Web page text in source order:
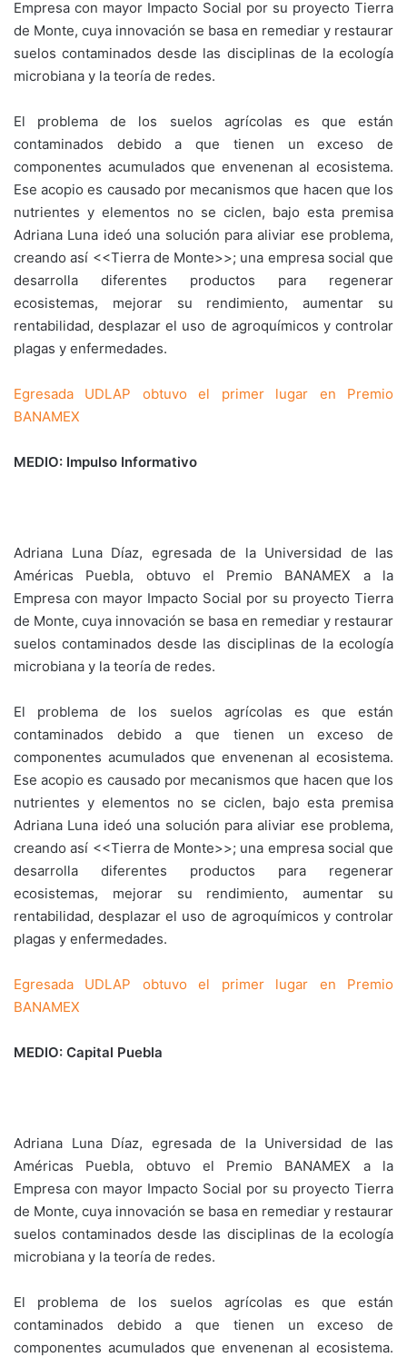
Empresa con mayor Impacto Social por su proyecto Tierra
de Monte, cuya innovación se basa en remediar y restaurar
suelos contaminados desde las disciplinas de la ecología
microbiana y la teoría de redes.
El problema de los suelos agrícolas es que están
contaminados debido a que tienen un exceso de
componentes acumulados que envenenan al ecosistema.
Ese acopio es causado por mecanismos que hacen que los
nutrientes y elementos no se ciclen, bajo esta premisa
Adriana Luna ideó una solución para aliviar ese problema,
creando así <<Tierra de Monte>>; una empresa social que
desarrolla diferentes productos para regenerar
ecosistemas, mejorar su rendimiento, aumentar su
rentabilidad, desplazar el uso de agroquímicos y controlar
plagas y enfermedades.
Egresada UDLAP obtuvo el primer lugar en Premio
BANAMEX
MEDIO: Impulso Informativo
Adriana Luna Díaz, egresada de la Universidad de las
Américas Puebla, obtuvo el Premio BANAMEX a la
Empresa con mayor Impacto Social por su proyecto Tierra
de Monte, cuya innovación se basa en remediar y restaurar
suelos contaminados desde las disciplinas de la ecología
microbiana y la teoría de redes.
El problema de los suelos agrícolas es que están
contaminados debido a que tienen un exceso de
componentes acumulados que envenenan al ecosistema.
Ese acopio es causado por mecanismos que hacen que los
nutrientes y elementos no se ciclen, bajo esta premisa
Adriana Luna ideó una solución para aliviar ese problema,
creando así <<Tierra de Monte>>; una empresa social que
desarrolla diferentes productos para regenerar
ecosistemas, mejorar su rendimiento, aumentar su
rentabilidad, desplazar el uso de agroquímicos y controlar
plagas y enfermedades.
Egresada UDLAP obtuvo el primer lugar en Premio
BANAMEX
MEDIO: Capital Puebla
Adriana Luna Díaz, egresada de la Universidad de las
Américas Puebla, obtuvo el Premio BANAMEX a la
Empresa con mayor Impacto Social por su proyecto Tierra
de Monte, cuya innovación se basa en remediar y restaurar
suelos contaminados desde las disciplinas de la ecología
microbiana y la teoría de redes.
El problema de los suelos agrícolas es que están
contaminados debido a que tienen un exceso de
componentes acumulados que envenenan al ecosistema.